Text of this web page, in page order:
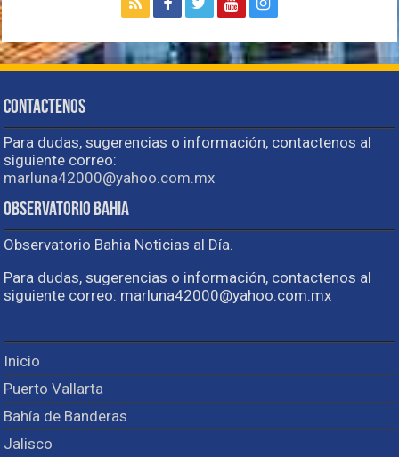
Contactenos
Para dudas, sugerencias o información, contactenos al
siguiente correo:
marluna42000@yahoo.com.mx
Observatorio Bahia
Observatorio Bahia Noticias al Día.
Para dudas, sugerencias o información, contactenos al
siguiente correo: marluna42000@yahoo.com.mx
Inicio
Puerto Vallarta
Bahía de Banderas
Jalisco